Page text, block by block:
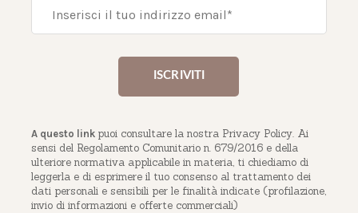
A questo link puoi consultare la nostra Privacy Policy. Ai
sensi del Regolamento Comunitario n. 679/2016 e della
ulteriore normativa applicabile in materia, ti chiediamo di
leggerla e di esprimere il tuo consenso al trattamento dei
dati personali e sensibili per le finalità indicate (profilazione,
invio di informazioni e offerte commerciali)